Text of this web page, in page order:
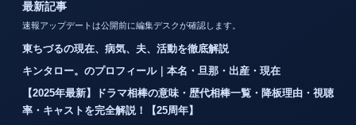
最新記事
速報アップデートは公開前に編集デスクが確認します。
東ちづるの現在、病気、夫、活動を徹底解説
キンタロー。のプロフィール｜本名・旦那・出産・現在
【2025年最新】ドラマ相棒の意味・歴代相棒一覧・降板理由・視聴
率・キャストを完全解説！【25周年】